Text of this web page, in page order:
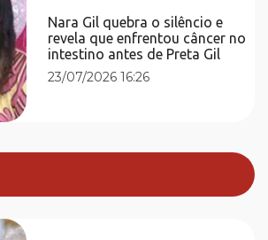
Nara Gil quebra o silêncio e
revela que enfrentou câncer no
intestino antes de Preta Gil
23/07/2026 16:26